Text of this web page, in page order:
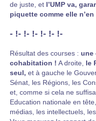
de juste, et l’UMP va,
piquette comme elle
- !- !- !- !- !- !-
Résultat des courses : une
cohabitation ! A droite, le
seul, et à gauche le
Sénat, les Régions, les
et, comme si cela ne
Education nationale en
médias, les intellectuels,